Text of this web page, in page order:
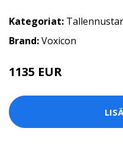
Kategoriat:
Brand:Voxicon
1135 EUR